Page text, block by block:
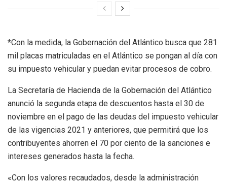
*Con la medida, la Gobernación del Atlántico busca que 281
mil placas matriculadas en el Atlántico se pongan al día con
su impuesto vehicular y puedan evitar procesos de cobro.
La Secretaría de Hacienda de la Gobernación del Atlántico
anunció la segunda etapa de descuentos hasta el 30 de
noviembre en el pago de las deudas del impuesto vehicular
de las vigencias 2021 y anteriores, que permitirá que los
contribuyentes ahorren el 70 por ciento de la sanciones e
intereses generados hasta la fecha.
«Con los valores recaudados, desde la administración